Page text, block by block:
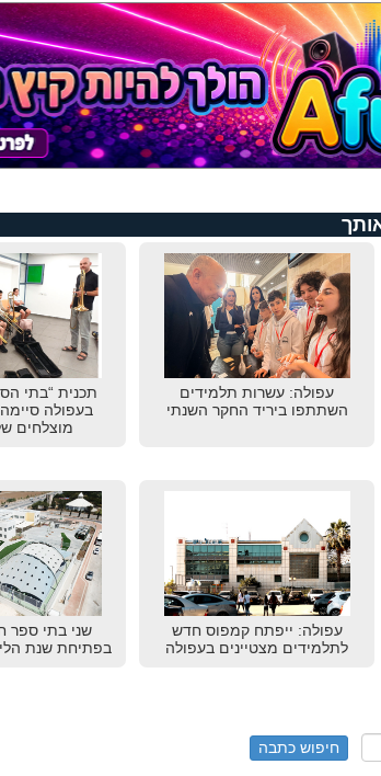
עפולה: עשרות תלמידים
השתתפו ביריד החקר השנתי
תכנית “בתי
בעפולה
מוצלחים
עפולה: ייפתח קמפוס חדש
לתלמידים מצטיינים בעפולה
שני בתי ספר
בפתיחת שנת